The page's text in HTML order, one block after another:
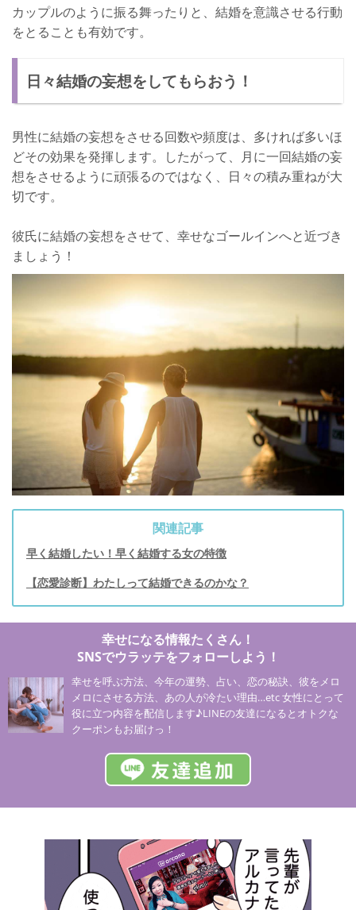
カップルのように振る舞ったりと、結婚を意識させる行動
をとることも有効です。
日々結婚の妄想をしてもらおう！
男性に結婚の妄想をさせる回数や頻度は、多ければ多いほ
どその効果を発揮します。したがって、月に一回結婚の妄
想をさせるように頑張るのではなく、日々の積み重ねが大
切です。
彼氏に結婚の妄想をさせて、幸せなゴールインへと近づき
ましょう！
関連記事
早く結婚したい！早く結婚する女の特徴
【恋愛診断】わたしって結婚できるのかな？
幸せになる情報たくさん！
SNSでウラッテをフォローしよう！
幸せを呼ぶ方法、今年の運勢、占い、恋の秘訣、彼をメロ
メロにさせる方法、あの人が冷たい理由…etc 女性にとって
役に立つ内容を配信します♪LINEの友達になるとオトクな
クーポンもお届けっ！